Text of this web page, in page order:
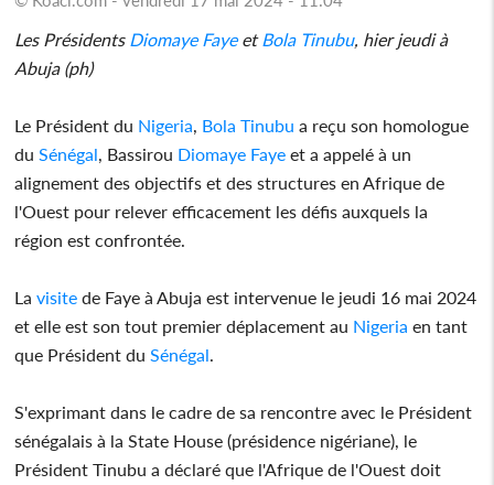
Les PrésidentsDiomaye FayeetBola Tinubu, hier jeudi à
Abuja (ph)
Le Président du Nigeria Bola Tinubu a reçu son homologue
du Sénégal , Bassirou Diomaye Faye et a appelé à un
alignement des objectifs et des structures en Afrique de
l'Ouest pour relever efficacement les défis auxquels la
région est confrontée.
La visite de Faye à Abuja est intervenue le jeudi 16 mai 2024
et elle est son tout premier déplacement au Nigeria en tant
que Président du Sénégal
S'exprimant dans le cadre de sa rencontre avec le Président
sénégalais à la State House (présidence nigériane), le
Président Tinubu a déclaré que l'Afrique de l'Ouest doit